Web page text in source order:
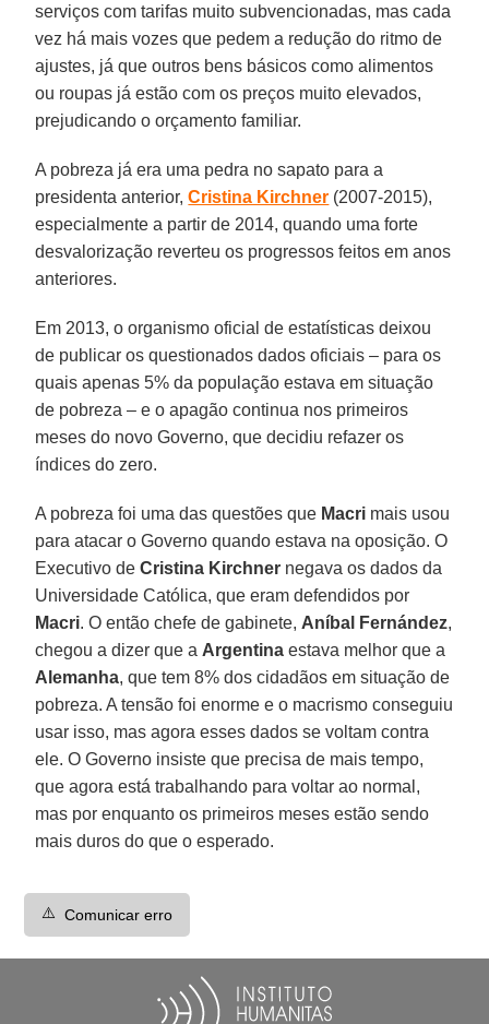
serviços com tarifas muito subvencionadas, mas cada
vez há mais vozes que pedem a redução do ritmo de
ajustes, já que outros bens básicos como alimentos
ou roupas já estão com os preços muito elevados,
prejudicando o orçamento familiar.
A pobreza já era uma pedra no sapato para a
presidenta anterior,Cristina Kirchner (2007-2015),
especialmente a partir de 2014, quando uma forte
desvalorização reverteu os progressos feitos em anos
anteriores.
Em 2013, o organismo oficial de estatísticas deixou
de publicar os questionados dados oficiais – para os
quais apenas 5% da população estava em situação
de pobreza – e o apagão continua nos primeiros
meses do novo Governo, que decidiu refazer os
índices do zero.
A pobreza foi uma das questões que Macri mais usou
para atacar o Governo quando estava na oposição. O
Executivo deCristina Kirchner negava os dados da
Universidade Católica, que eram defendidos por
Macri. O então chefe de gabinete, Aníbal Fernández,
chegou a dizer que a Argentina estava melhor que a
Alemanha, que tem 8% dos cidadãos em situação de
pobreza. A tensão foi enorme e o macrismo conseguiu
usar isso, mas agora esses dados se voltam contra
ele. O Governo insiste que precisa de mais tempo,
que agora está trabalhando para voltar ao normal,
mas por enquanto os primeiros meses estão sendo
mais duros do que o esperado.
⚠️ Comunicar erro